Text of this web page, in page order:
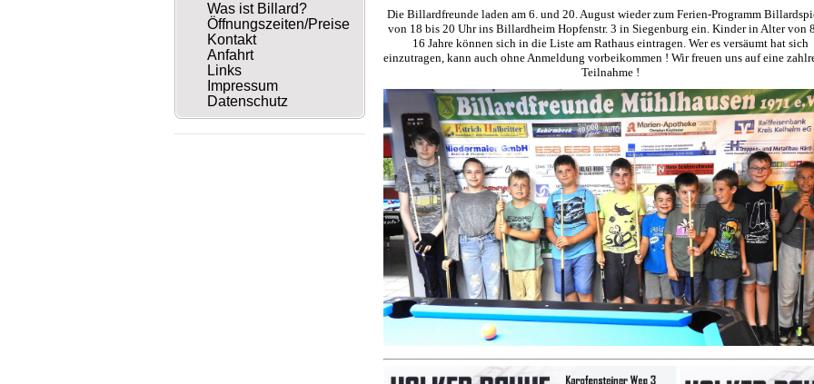
Was ist Billard?
Öffnungszeiten/Preise
Kontakt
Anfahrt
Links
Impressum
Datenschutz
Die Billardfreunde laden am 6. und 20. August wieder zum Ferien-Programm
von 18 bis 20 Uhr ins Billardheim Hopfenstr. 3 in Siegenburg ein. Kinder in Alter von
16 Jahre können sich in die Liste am Rathaus eintragen. Wer es versäumt hat sich
einzutragen, kann auch ohne Anmeldung vorbeikommen ! Wir freuen uns auf eine
Teilnahme !